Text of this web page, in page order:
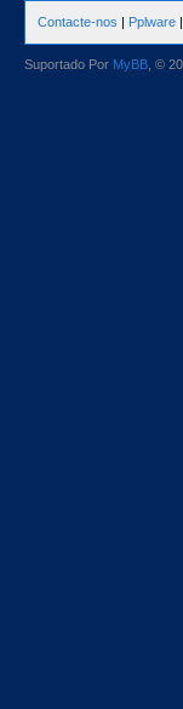
Contacte-nos | Pplware |
Suportado Por MyBB , ©